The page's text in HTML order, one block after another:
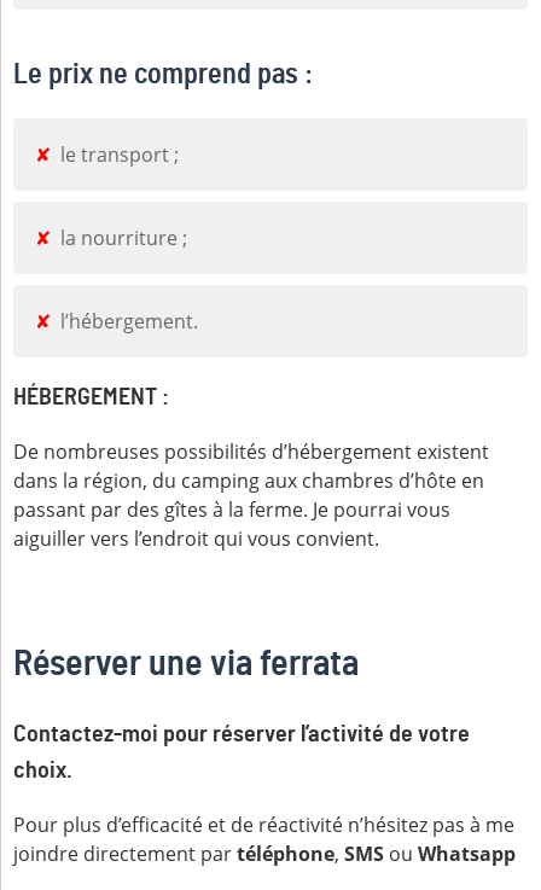
Le prix ne comprend pas :
le transport ;
la nourriture ;
l’hébergement.
HÉBERGEMENT :
De nombreuses possibilités d’hébergement existent
dans la région, du camping aux chambres d’hôte en
passant par des gîtes à la ferme. Je pourrai vous
aiguiller vers l’endroit qui vous convient.
Réserver une via ferrata
Contactez-moi pour réserver l’activité de votre
choix.
Pour plus d’efficacité et de réactivité n’hésitez pas à me
joindre directement partéléphone,SMS ouWhatsapp